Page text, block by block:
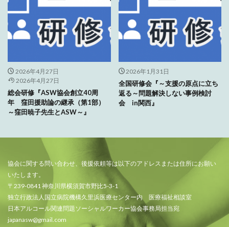
2026年4月27日
2026年4月27日
総会研修『ASW協会創立40周
年 窪田援助論の継承（第1部）
～窪田暁子先生とASW～』
2026年1月31日
全国研修会『～支援の原点に立ち
返る～問題解決しない事例検討
会 in関西』
協会に関する問い合わせ、後援依頼等は以下のアドレスまたは住所にお願い
いたします。
〒239-0841 神奈川県横須賀市野比5-3-1
独立行政法人国立病院機構久里浜医療センター内 医療福祉相談室
日本アルコール関連問題ソーシャルワーカー協会事務局担当宛
japanasw@gmail.com